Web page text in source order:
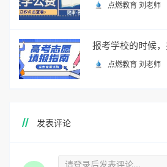
点燃教育 刘老师
点燃教育 刘老师
发表评论